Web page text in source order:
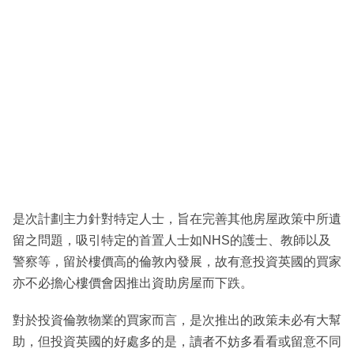
是次計劃主力針對特定人士，旨在完善其他房屋政策中所遺
留之問題，吸引特定的首置人士如NHS的護士、教師以及
警察等，留於樓價高的倫敦內發展，故有意投資英國的買家
亦不必擔心樓價會因推出資助房屋而下跌。
對於投資倫敦物業的買家而言，是次推出的政策未必有大幫
助，但投資英國的好處多的是，讀者不妨多看看或留意不同